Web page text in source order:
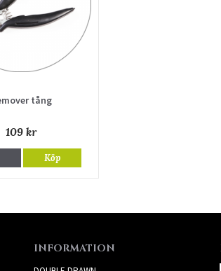
tång
109 kr
Köp
INFORMATION